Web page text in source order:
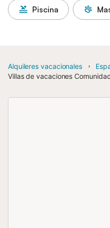
Piscina
Alquileres vacacionales
Villas de vacaciones